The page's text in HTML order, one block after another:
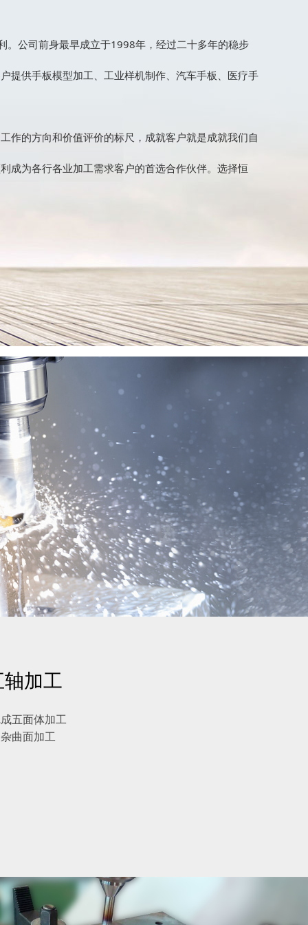
。公司前身最早成立于1998年，经过二十多年的稳步
提供手板模型加工、工业样机制作、汽车手板、医疗手
作的方向和价值评价的标尺，成就客户就是成就我们自
成为各行各业加工需求客户的首选合作伙伴。选择恒
加工
五面体加工
曲面加工